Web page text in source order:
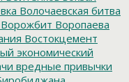
Волочаевская битва
Ворожбит Воропаева
Востокцемент
экономический
вредные привычки